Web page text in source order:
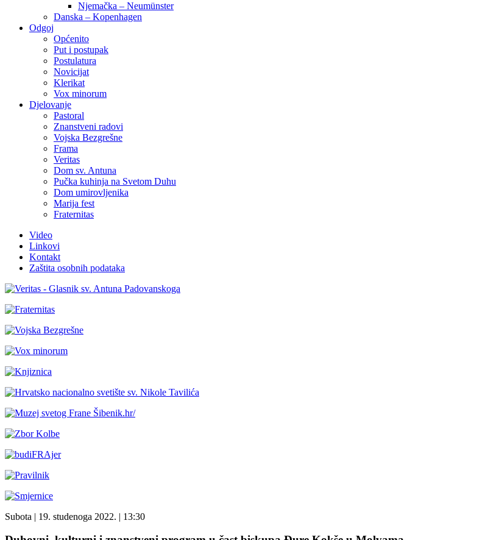
Njemačka – Neumünster
Danska – Kopenhagen
Odgoj
Općenito
Put i postupak
Postulatura
Novicijat
Klerikat
Vox minorum
Djelovanje
Pastoral
Znanstveni radovi
Vojska Bezgrešne
Frama
Veritas
Dom sv. Antuna
Pučka kuhinja na Svetom Duhu
Dom umirovljenika
Marija fest
Fraternitas
Video
Linkovi
Kontakt
Zaštita osobnih podataka
Subota | 19. studenoga 2022. | 13:30